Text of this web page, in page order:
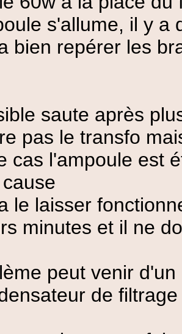
s'allume, il y a
bien repérer les
saute après
pas le transfo
cas l'ampoule est
le laisser
minutes et il ne
peut venir
de filtrage